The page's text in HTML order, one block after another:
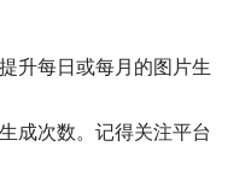
升每日或每月的图片生
成次数。记得关注平台